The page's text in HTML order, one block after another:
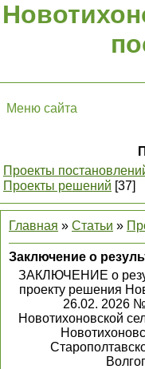
Меню сайта
Проекты
Проекты решений [37]
Главная » Статьи »
Заключение о
ЗАКЛЮЧЕНИЕ о
проекту решения
26.02. 2026
Новотихоновской